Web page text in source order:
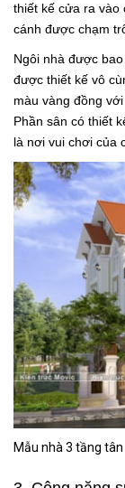
thiết kế cửa ra vào
cánh được chạm
Ngôi nhà được
được thiết kế vô
màu vàng đồng
Phần sân có thiết
là nơi vui chơi của
Mẫu nhà 3 tầng